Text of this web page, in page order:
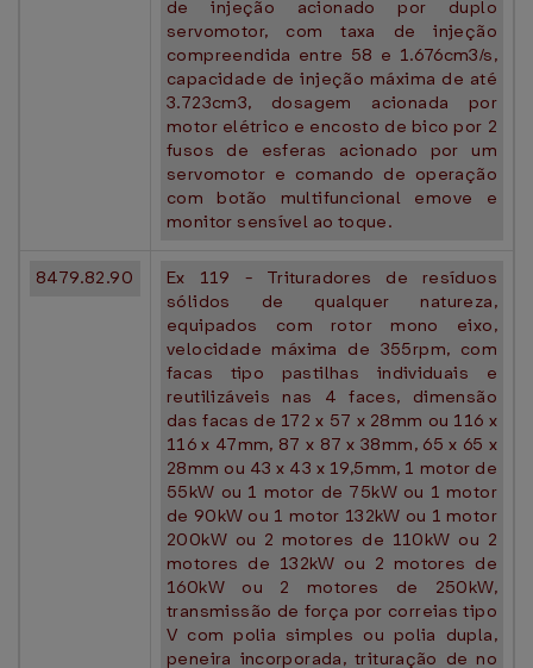
de injeção acionado por duplo
servomotor, com taxa de injeção
compreendida entre 58 e 1.676cm3/s,
capacidade de injeção máxima de até
3.723cm3, dosagem acionada por
motor elétrico e encosto de bico por 2
fusos de esferas acionado por um
servomotor e comando de operação
com botão multifuncional emove e
monitor sensível ao toque.
8479.82.90
Ex 119 - Trituradores de resíduos
sólidos de qualquer natureza,
equipados com rotor mono eixo,
velocidade máxima de 355rpm, com
facas tipo pastilhas individuais e
reutilizáveis nas 4 faces, dimensão
das facas de 172 x 57 x 28mm ou 116 x
116 x 47mm, 87 x 87 x 38mm, 65 x 65 x
28mm ou 43 x 43 x 19,5mm, 1 motor de
55kW ou 1 motor de 75kW ou 1 motor
de 90kW ou 1 motor 132kW ou 1 motor
200kW ou 2 motores de 110kW ou 2
motores de 132kW ou 2 motores de
160kW ou 2 motores de 250kW,
transmissão de força por correias tipo
V com polia simples ou polia dupla,
peneira incorporada, trituração de no